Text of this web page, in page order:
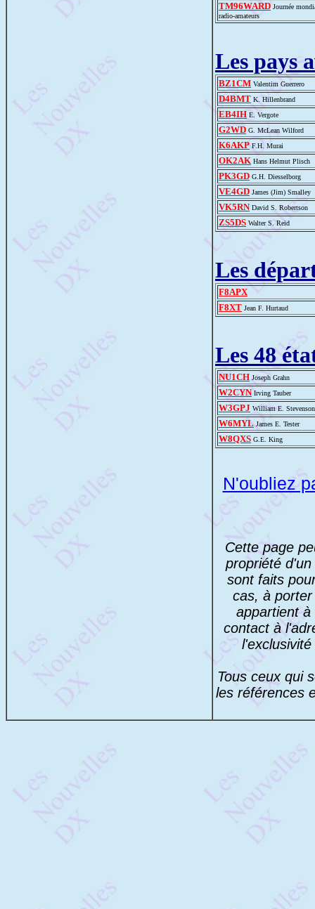
TM96WARD Journée
radio-amateurs
Les pays
BZ1CM Valentim Guerrero
D4BMT K. Hillenbrand
EB4IH E. Vergote
G2WD G. McLean Wilford
K6AKP F.H. Murai
OK2AK Hans Helmut Plisch
PK3GD G.H. Diesselborg
VE4GD James (Jim) Smalley
VK5RN David S. Robertson
ZS5DS Walter S. Reid
Les
F8APX
F8XT Jean F. Hurtaud
Les 48
NU1CH Joseph Grahn
W2CYN Irving Tauber
W3GPJ William E. Stevenson
W6MYL James E. Tester
W8QXS G.E. King
N'oubliez
Cette page
propriété
sont faits
cas, à
appartient
contact à
Tous ceux qui
les références